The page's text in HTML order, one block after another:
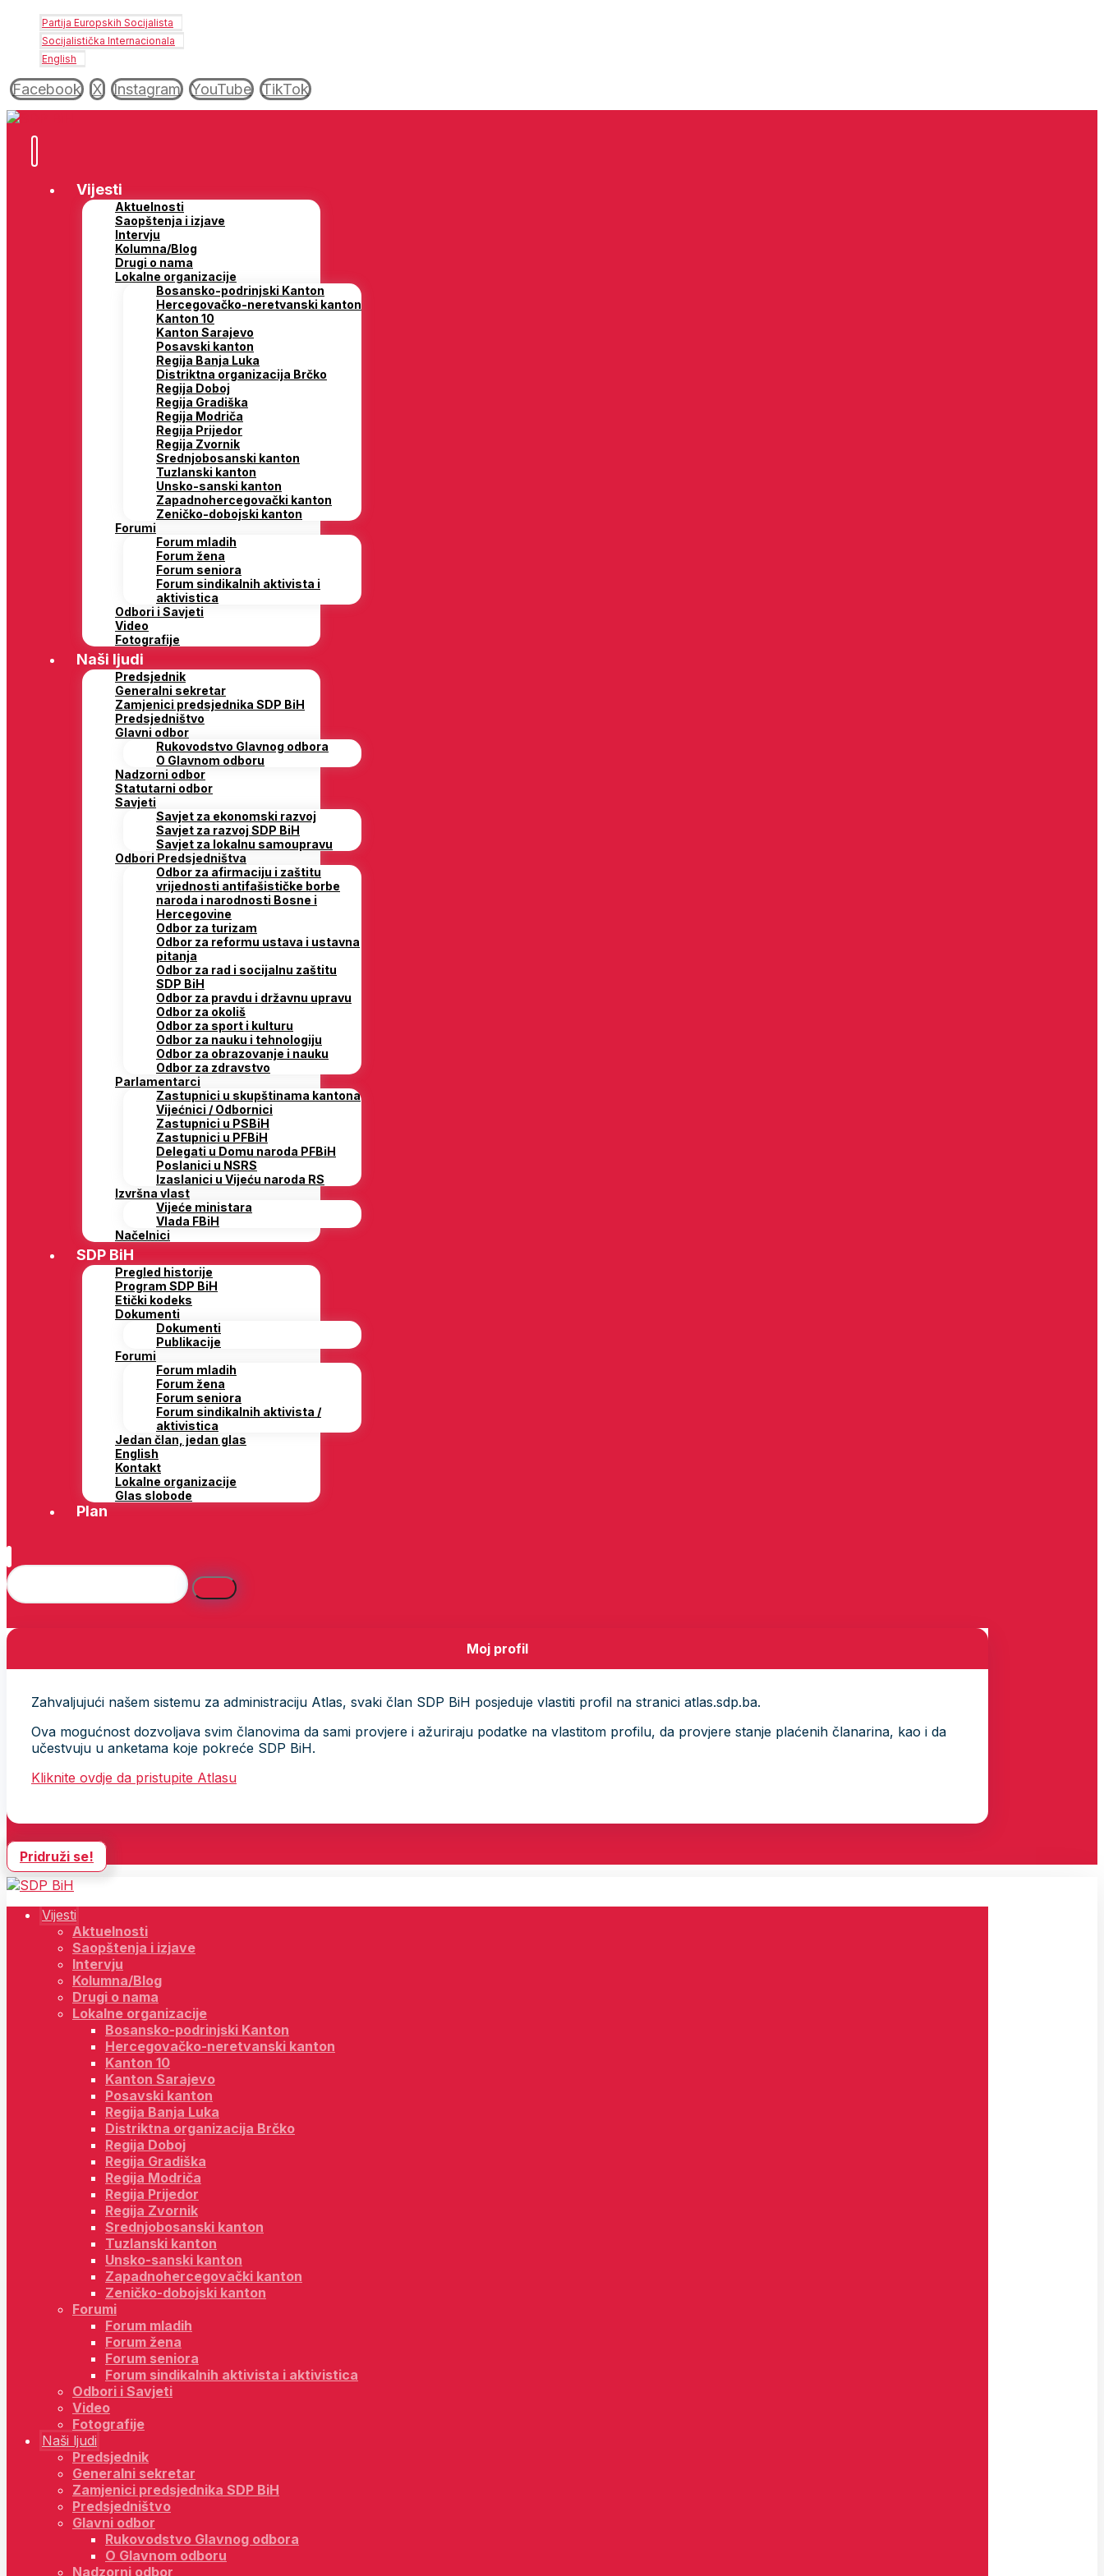
Partija Europskih Socijalista
Socijalistička Internacionala
English
Facebook X Instagram YouTube TikTok
Vijesti
Aktuelnosti
Saopštenja i izjave
Intervju
Kolumna/Blog
Drugi o nama
Lokalne organizacije
Bosansko-podrinjski Kanton
Hercegovačko-neretvanski kanton
Kanton 10
Kanton Sarajevo
Posavski kanton
Regija Banja Luka
Distriktna organizacija Brčko
Regija Doboj
Regija Gradiška
Regija Modriča
Regija Prijedor
Regija Zvornik
Srednjobosanski kanton
Tuzlanski kanton
Unsko-sanski kanton
Zapadnohercegovački kanton
Zeničko-dobojski kanton
Forumi
Forum mladih
Forum žena
Forum seniora
Forum sindikalnih aktivista i
aktivistica
Odbori i Savjeti
Video
Fotografije
Naši ljudi
Predsjednik
Generalni sekretar
Zamjenici predsjednika SDP BiH
Predsjedništvo
Glavni odbor
Rukovodstvo Glavnog odbora
O Glavnom odboru
Nadzorni odbor
Statutarni odbor
Savjeti
Savjet za ekonomski razvoj
Savjet za razvoj SDP BiH
Savjet za lokalnu samoupravu
Odbori Predsjedništva
Odbor za afirmaciju i zaštitu
vrijednosti antifašističke borbe
naroda i narodnosti Bosne i
Hercegovine
Odbor za turizam
Odbor za reformu ustava i ustavna
pitanja
Odbor za rad i socijalnu zaštitu
SDP BiH
Odbor za pravdu i državnu upravu
Odbor za okoliš
Odbor za sport i kulturu
Odbor za nauku i tehnologiju
Odbor za obrazovanje i nauku
Odbor za zdravstvo
Parlamentarci
Zastupnici u skupštinama kantona
Vijećnici / Odbornici
Zastupnici u PSBiH
Zastupnici u PFBiH
Delegati u Domu naroda PFBiH
Poslanici u NSRS
Izaslanici u Vijeću naroda RS
Izvršna vlast
Vijeće ministara
Vlada FBiH
Načelnici
SDP BiH
Pregled historije
Program SDP BiH
Etički kodeks
Dokumenti
Dokumenti
Publikacije
Forumi
Forum mladih
Forum žena
Forum seniora
Forum sindikalnih aktivista /
aktivistica
Jedan član, jedan glas
English
Kontakt
Lokalne organizacije
Glas slobode
Plan
Moj profil
Zahvaljujući našem sistemu za administraciju Atlas, svaki član SDP BiH posjeduje vlastiti profil na stranici atlas.sdp.ba.
Ova mogućnost dozvoljava svim članovima da sami provjere i ažuriraju podatke na vlastitom profilu, da provjere stanje plaćenih članarina, kao i da
učestvuju u anketama koje pokreće SDP BiH.
Kliknite ovdje da pristupite Atlasu
Pridruži se!
Vijesti
Aktuelnosti
Saopštenja i izjave
Intervju
Kolumna/Blog
Drugi o nama
Lokalne organizacije
Bosansko-podrinjski Kanton
Hercegovačko-neretvanski kanton
Kanton 10
Kanton Sarajevo
Posavski kanton
Regija Banja Luka
Distriktna organizacija Brčko
Regija Doboj
Regija Gradiška
Regija Modriča
Regija Prijedor
Regija Zvornik
Srednjobosanski kanton
Tuzlanski kanton
Unsko-sanski kanton
Zapadnohercegovački kanton
Zeničko-dobojski kanton
Forumi
Forum mladih
Forum žena
Forum seniora
Forum sindikalnih aktivista i aktivistica
Odbori i Savjeti
Video
Fotografije
Naši ljudi
Predsjednik
Generalni sekretar
Zamjenici predsjednika SDP BiH
Predsjedništvo
Glavni odbor
Rukovodstvo Glavnog odbora
O Glavnom odboru
Nadzorni odbor